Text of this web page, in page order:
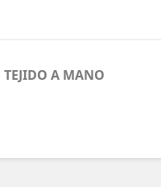
TEJIDO A MANO